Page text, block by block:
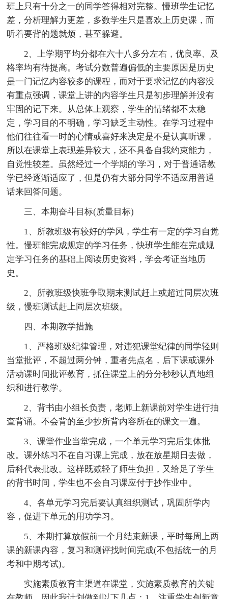
班上只有十分之一的同学答得相对完整。慢班学生记忆
差，分析理解力更差，多数学生只是喜欢上历史课，而
听着要背的题就烦，甚至躲避。
2、上学期平均分都在六十八多分左右，优良率、及
格率均有待提高。考试分数普遍偏低的主要原因是历史
是一门记忆内容较多的课程，而对于要求记忆的内容没
有重点强调，课堂上讲的内容学生只是初步理解并没有
牢固的记下来。从总体上观察，学生的情绪都不太稳
定，学习目的不明确，学习缺乏主动性。在学习过程中
他们往往看一时的心情或喜好来决定是不是认真听课，
所以在课堂上表现差异较大，还不具备自我约束能力，
自觉性较差。虽然经过一个学期的'学习，对于普通话教
学已经逐渐适应了，但是仍有大部分同学不适应用普通
话来回答问题。
三、本期奋斗目标(质量目标)
1、所教班级有较好的学风，学生有一定的学习自觉
性。慢班能完成规定的学习任务，快班学生能在完成规
定学习任务的基础上阅读历史资料，学会考证当地历
史。
2、所教班级快班争取期末测试赶上或超过同层次班
级，慢班测试赶上同层次班级。
四、本期教学措施
1、严格班级纪律管理，对违犯课堂纪律的同学轻则
当堂批评，不超过两分钟，重者先点名，后下课或课外
活动课时间批评教育，抓住课堂上的分分秒秒认真地组
织和进行教学。
2、背书由小组长负责，老师上新课前对学生进行抽
查背诵。不会背的至少抄所背内容所在的课文一遍。
3、课堂作业当堂完成，一个单元学习完后集体批
改。课外练习不在自习课上完成，放在放星期日去做，
后科代表批改。这样既减轻了师生负担，又给足了学生
的背书时间，学生也不会自习课应付于抄作业中。
4、各单元学习完后要认真组织测试，巩固所学内
容，促进下单元的用功学习。
5、本期打算放假前一个月结束新课，平时每周上两
课的新课内容，复习和测评找时间完成(不包括统一的月
考和中期考试)。
实施素质教育主渠道在课堂，实施素质教育的关键